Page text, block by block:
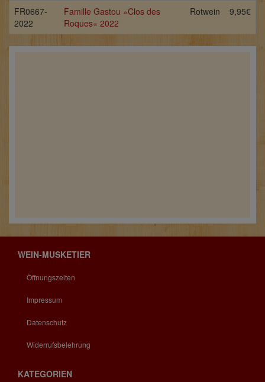
FR0667-
2022
Famille Gastou »Clos des
Roques« 2022
Rotwein 9,95€
WEIN-MUSKETIER
Öffnungszeiten
Impressum
Datenschutz
Widerrufsbelehrung
KATEGORIEN